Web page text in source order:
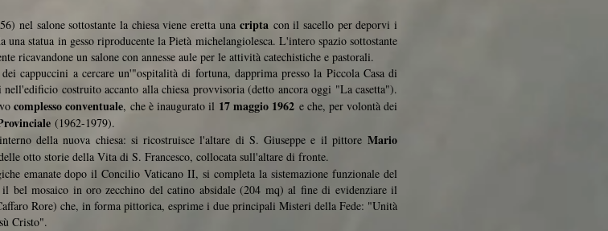
nel salone sottostante la chiesa viene eretta unacripta con il sacello per deporvi i
statua in gesso riproducente la Pietà michelangiolesca. L'intero spazio sottostante
ricavandone un salone con annesse aule per le attività catechistiche e pastorali.
cappuccini a cercare un'"ospitalità di fortuna, dapprima presso la Piccola Casa di
costruito accanto alla chiesa provvisoria (detto ancora oggi "La casetta").
complesso conventuale, che è inaugurato il 17 maggio 1962 e che, per volontà dei
(1962-1979).
della nuova chiesa: si ricostruisce l'altare di S. Giuseppe e il pittoreMario
otto storie della Vita di S. Francesco, collocata sull'altare di fronte.
emanate dopo il Concilio Vaticano II, si completa la sistemazione funzionale del
bel mosaico in oro zecchino del catino absidale (204 mq) al fine di evidenziare il
Rore) che, in forma pittorica, esprime i due principali Misteri della Fede: "Unità
Cristo".